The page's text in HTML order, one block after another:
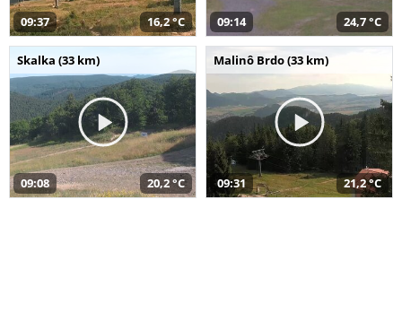
09:37 16,2 °C 09:14 24,7 °C
Skalka (33 km)
09:08 20,2 °C
Malinô Brdo (33 km)
09:31 21,2 °C